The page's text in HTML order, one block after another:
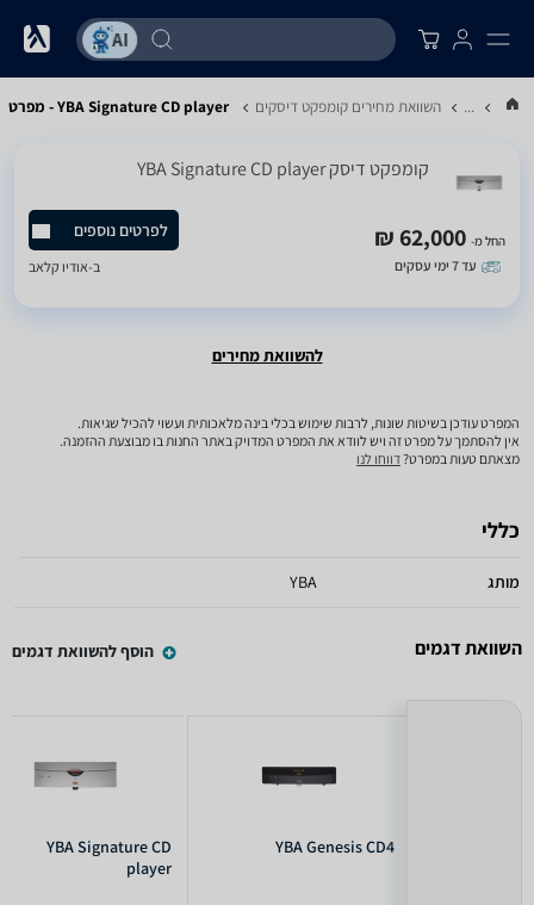
... השוואת מחירים קומפקט דיסקים YBA Signature CD player - מפרט
קומפקט דיסק YBA Signature CD player
החל מ- 62,000 ₪
עד 7 ימי עסקים
לפרטים נוספים
ב-אודיו קלאב
להשוואת מחירים
המפרט עודכן בשיטות שונות, לרבות שימוש בכלי בינה מלאכותית ועשוי להכיל שגיאות.
אין להסתמך על מפרט זה ויש לוודא את המפרט המדויק באתר החנות בו מבוצעת ההזמנה.
מצאתם טעות במפרט?דווחו לנו
כללי
מותג YBA
השוואת דגמים הוסף להשוואת דגמים
YBA Genesis CD4
YBA Signature CD
player